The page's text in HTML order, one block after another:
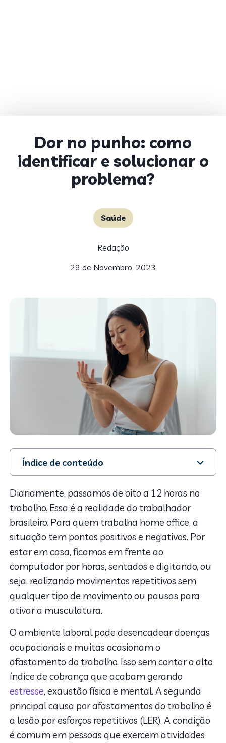
Dor no punho: como
identificar e solucionar o
problema?
Saúde
Redação
29 de Novembro, 2023
Índice de conteúdo
1. Dor no punho: principais causas
2. Sintomas e tratamento
3. Como diagnosticar a dor no punho?
Diariamente, passamos de oito a 12 horas no
trabalho. Essa é a realidade do trabalhador
brasileiro. Para quem trabalha home office, a
situação tem pontos positivos e negativos. Por
estar em casa, ficamos em frente ao
computador por horas, sentados e digitando, ou
seja, realizando movimentos repetitivos sem
qualquer tipo de movimento ou pausas para
ativar a musculatura.
O ambiente laboral pode desencadear doenças
ocupacionais e muitas ocasionam o
afastamento do trabalho. Isso sem contar o alto
índice de cobrança que acabam gerando
estresse, exaustão física e mental. A segunda
principal causa por afastamentos do trabalho é
a lesão por esforços repetitivos (LER). A condição
é comum em pessoas que exercem atividades